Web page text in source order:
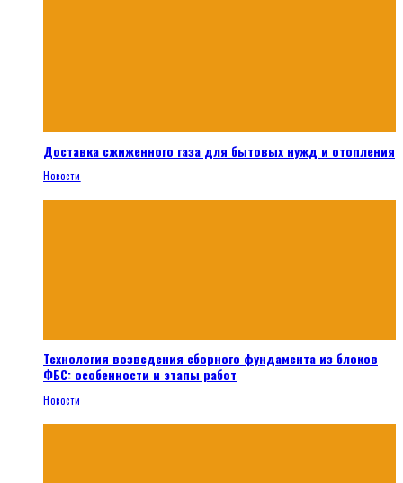
Доставка сжиженного газа для бытовых нужд и отопления
Новости
Технология возведения сборного фундамента из блоков
ФБС: особенности и этапы работ
Новости